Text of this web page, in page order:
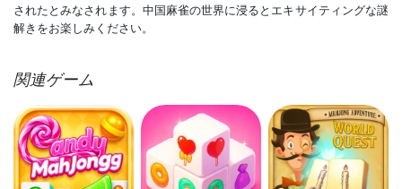
されたとみなされます。中国麻雀の世界に浸るとエキサイティングな謎
解きをお楽しみください。
関連ゲーム